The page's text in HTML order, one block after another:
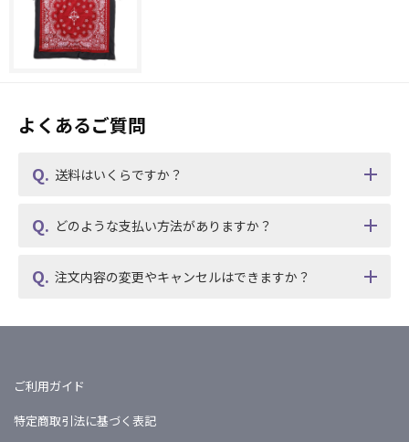
よくあるご質問
送料はいくらですか？
どのような支払い方法がありますか？
注文内容の変更やキャンセルはできますか？
ご利用ガイド
特定商取引法に基づく表記